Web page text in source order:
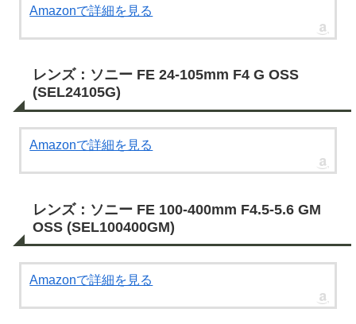
Amazonで詳細を見る
レンズ：ソニー FE 24-105mm F4 G OSS
(SEL24105G)
Amazonで詳細を見る
レンズ：ソニー FE 100-400mm F4.5-5.6 GM
OSS (SEL100400GM)
Amazonで詳細を見る